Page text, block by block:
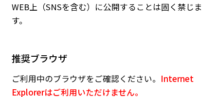
WEB上（SNSを含む）に公開することは固く禁じま
す。
推奨ブラウザ
ご利用中のブラウザをご確認ください。 Internet
Explorerはご利用いただけません。